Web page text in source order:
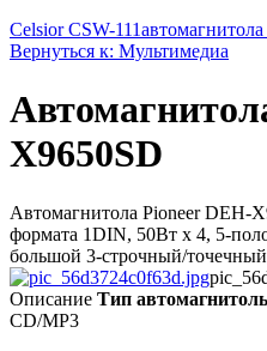
Celsior CSW-111
Вернуться к: Мультимедиа
X9650SD
Автомагнитола Pioneer DEH-
формата 1DIN, 50Вт x 4, 5-
большой 3-строчный/
Описание Тип
CD/MP3